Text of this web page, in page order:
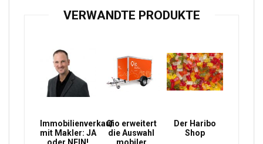
VERWANDTE PRODUKTE
Immobilienverkauf
mit Makler: JA
Qio erweitert
die Auswahl
Der Haribo
Shop